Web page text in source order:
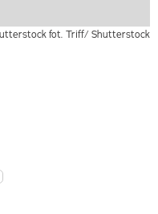
fot. Triff/ Shutterstock